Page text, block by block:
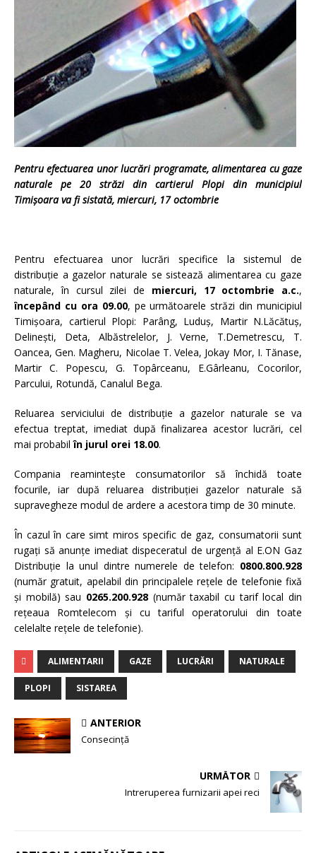
Pentru efectuarea unor lucrări programate, alimentarea cu gaze
naturale pe 20 străzi din cartierul Plopi din municipiul
Timişoara va fi sistată, miercuri, 17 octombrie
Pentru efectuarea unor lucrări specifice la sistemul de
distribuţie a gazelor naturale se sistează alimentarea cu gaze
naturale, în cursul zilei de miercuri, 17 octombrie a.c.,
începând cu ora 09.00, pe următoarele străzi din municipiul
Timişoara, cartierul Plopi: Parâng, Luduş, Martir N.Lăcătuş,
Delineşti, Deta, Albăstrelelor, J. Verne, T.Demetrescu, T.
Oancea, Gen. Magheru, Nicolae T. Velea, Jokay Mor, I. Tănase,
Martir C. Popescu, G. Topârceanu, E.Gârleanu, Cocorilor,
Parcului, Rotundă, Canalul Bega.
Reluarea serviciului de distribuţie a gazelor naturale se va
efectua treptat, imediat după finalizarea acestor lucrări, cel
mai probabilîn jurul orei 18.00.
Compania reaminteşte consumatorilor să închidă toate
focurile, iar după reluarea distribuţiei gazelor naturale să
supravegheze modul de ardere a acestora timp de 30 minute.
În cazul în care simt miros specific de gaz, consumatorii sunt
rugaţi să anunţe imediat dispeceratul de urgenţă al E.ON Gaz
Distribuţie la unul dintre numerele de telefon: 0800.800.928
(număr gratuit, apelabil din principalele reţele de telefonie fixă
şi mobilă) sau 0265.200.928 (număr taxabil cu tarif local din
reţeaua Romtelecom şi cu tariful operatorului din toate
celelalte reţele de telefonie).
ALIMENTARII GAZE LUCRĂRI NATURALE
PLOPI SISTAREA
ANTERIOR
Consecinţă
URMĂTOR
Intreruperea furnizarii apei reci